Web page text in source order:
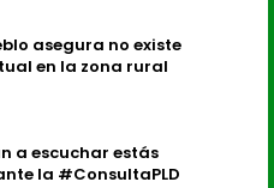
asegura no existe
en la zona rural
a escuchar estás
la #ConsultaPLD